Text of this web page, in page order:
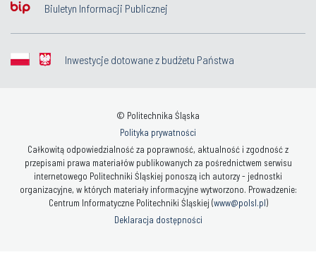
Biuletyn Informacji Publicznej
Inwestycje dotowane z budżetu Państwa
© Politechnika Śląska
Polityka prywatności
Całkowitą odpowiedzialność za poprawność, aktualność i zgodność z
przepisami prawa materiałów publikowanych za pośrednictwem serwisu
internetowego Politechniki Śląskiej ponoszą ich autorzy - jednostki
organizacyjne, w których materiały informacyjne wytworzono. Prowadzenie:
Centrum Informatyczne Politechniki Śląskiej (www@polsl.pl)
Deklaracja dostępności